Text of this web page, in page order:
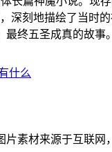
深刻地描绘了当时
终五圣成真的故事。
什么
素材来源于互联网